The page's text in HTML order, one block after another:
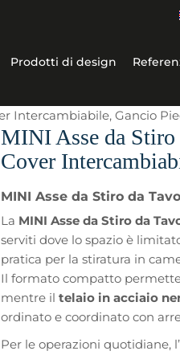
Prodotti di design
Intercambiabile, Gancio
MINI Asse da Stiro
Cover
MINI Asse da Stiro da
La MINI Asse da Stiro da
serviti dove lo spazio è
pratica per la stiratura in
Il formato compatto
mentre iltelaio in acciaio
ordinato e coordinato con
Per le operazioni quotidiane,